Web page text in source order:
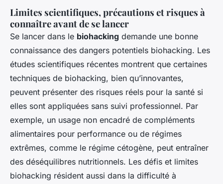
Limites scientifiques, précautions et risques à
connaître avant de se lancer
Se lancer dans le biohacking demande une bonne
connaissance des dangers potentiels biohacking. Les
études scientifiques récentes montrent que certaines
techniques de biohacking, bien qu’innovantes,
peuvent présenter des risques réels pour la santé si
elles sont appliquées sans suivi professionnel. Par
exemple, un usage non encadré de compléments
alimentaires pour performance ou de régimes
extrêmes, comme le régime cétogène, peut entraîner
des déséquilibres nutritionnels. Les défis et limites
biohacking résident aussi dans la difficulté à